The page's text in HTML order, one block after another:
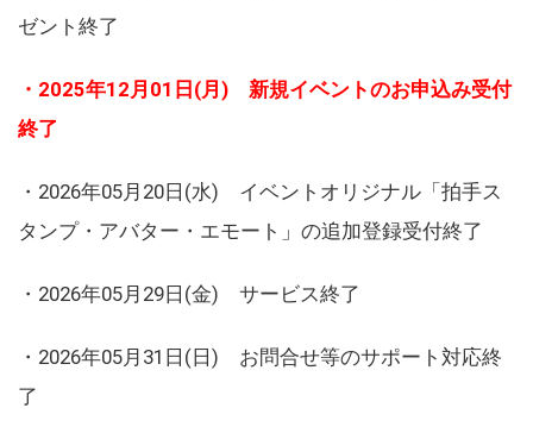
ゼント終了
・2025年12月01日(月) 新規イベントのお申込み受付
終了
・2026年05月20日(水) イベントオリジナル「拍手ス
タンプ・アバター・エモート」の追加登録受付終了
・2026年05月29日(金) サービス終了
・2026年05月31日(日) お問合せ等のサポート対応終
了